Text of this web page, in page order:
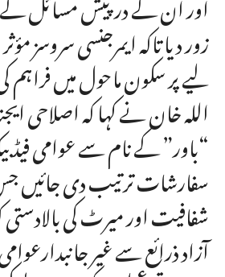
زور دیا تاکہ ایمرجنسی سروسز
لیے پر سکون ماحول میں
اللہ خان نے کہا کہ
“باور” کے نام سے عوامی فیڈ
سفارشات ترتیب دی جائیں
شفافیت اور میرٹ کی بالادستی
آزاد ذرائع سے غیر